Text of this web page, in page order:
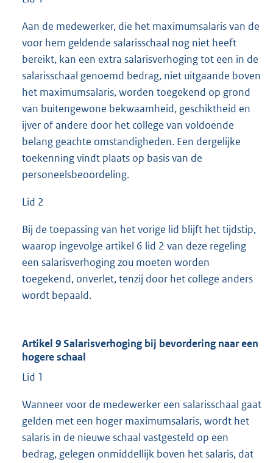
Aan de medewerker, die het maximumsalaris van de
voor hem geldende salarisschaal nog niet heeft
bereikt, kan een extra salarisverhoging tot een in de
salarisschaal genoemd bedrag, niet uitgaande boven
het maximumsalaris, worden toegekend op grond
van buitengewone bekwaamheid, geschiktheid en
ijver of andere door het college van voldoende
belang geachte omstandigheden. Een dergelijke
toekenning vindt plaats op basis van de
personeelsbeoordeling.
Lid 2
Bij de toepassing van het vorige lid blijft het tijdstip,
waarop ingevolge artikel 6 lid 2 van deze regeling
een salarisverhoging zou moeten worden
toegekend, onverlet, tenzij door het college anders
wordt bepaald.
Artikel 9 Salarisverhoging bij bevordering naar een
hogere schaal
Lid 1
Wanneer voor de medewerker een salarisschaal gaat
gelden met een hoger maximumsalaris, wordt het
salaris in de nieuwe schaal vastgesteld op een
bedrag, gelegen onmiddellijk boven het salaris, dat